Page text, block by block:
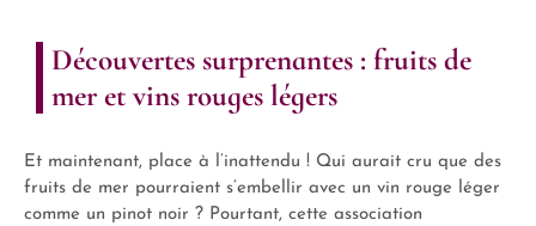
Découvertes surprenantes : fruits de
mer et vins rouges légers
Et maintenant, place à l’inattendu ! Qui aurait cru que des
fruits de mer pourraient s’embellir avec un vin rouge léger
comme un pinot noir ? Pourtant, cette association